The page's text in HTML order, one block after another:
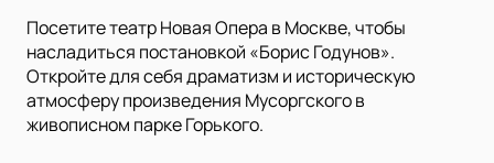
Посетите театр Новая Опера в Москве, чтобы
насладиться постановкой «Борис Годунов».
Откройте для себя драматизм и историческую
атмосферу произведения Мусоргского в
живописном парке Горького.